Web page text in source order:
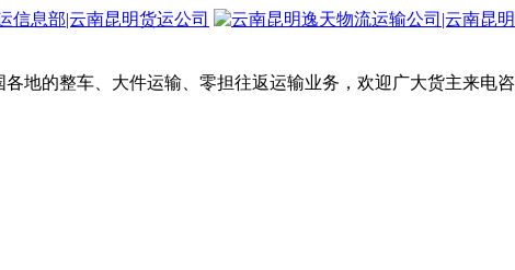
地的整车、大件运输、零担往返运输业务，欢迎广大货主来电